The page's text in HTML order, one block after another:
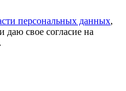
персональных данных,
и даю свое согласие на